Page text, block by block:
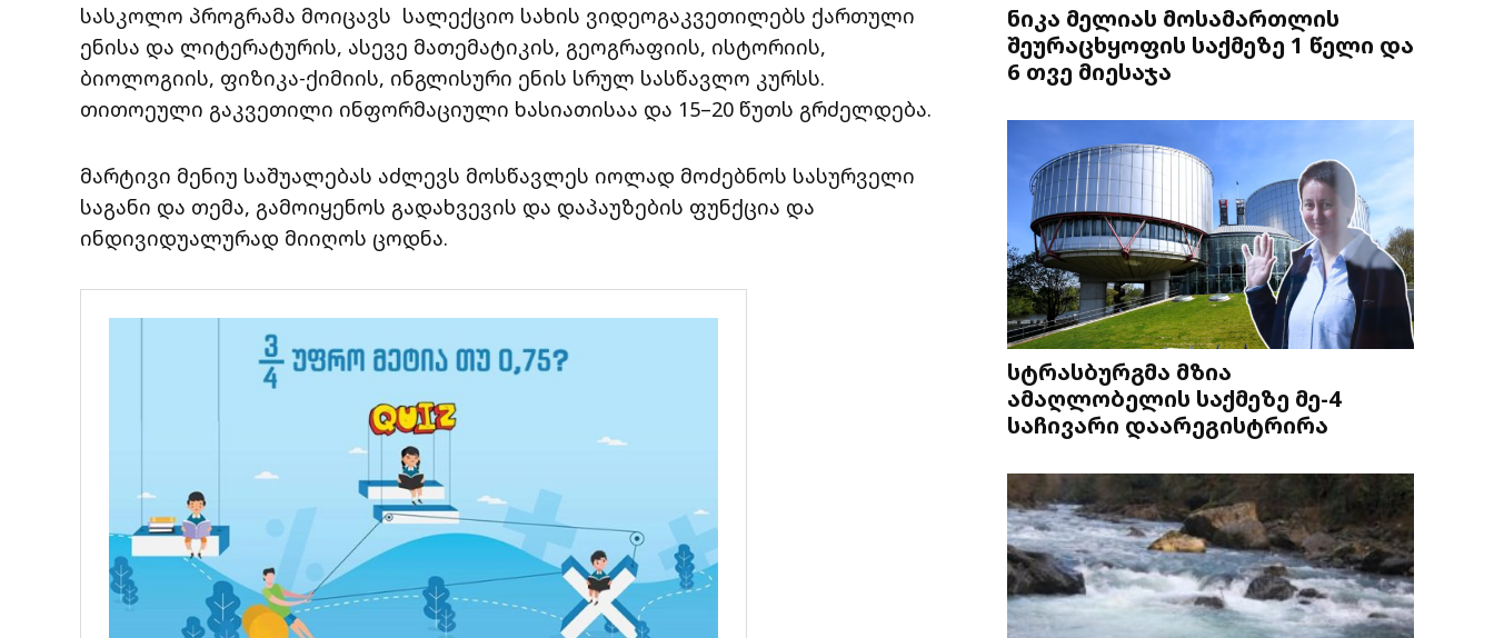
სასკოლო პროგრამა მოიცავს სალექციო სახის ვიდეოგაკვეთილებს ქართული
ენისა და ლიტერატურის, ასევე მათემატიკის, გეოგრაფიის, ისტორიის,
ბიოლოგიის, ფიზიკა-ქიმიის, ინგლისური ენის სრულ სასწავლო კურსს.
თითოეული გაკვეთილი ინფორმაციული ხასიათისაა და 15–20 წუთს გრძელდება.
მარტივი მენიუ საშუალებას აძლევს მოსწავლეს იოლად მოძებნოს სასურველი
საგანი და თემა, გამოიყენოს გადახვევის და დაპაუზების ფუნქცია და
ინდივიდუალურად მიიღოს ცოდნა.
ნიკა მელიას მოსამართლის
შეურაცხყოფის საქმეზე 1 წელი და
6 თვე მიესაჯა
სტრასბურგმა მზია
ამაღლობელის საქმეზე მე-4
საჩივარი დაარეგისტრირა